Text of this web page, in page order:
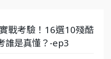
戰考驗！16選10殘酷
誰是真懂？-ep3